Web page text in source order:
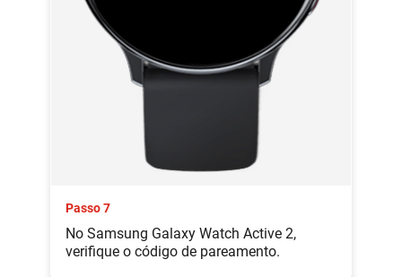
Passo 7
No Samsung Galaxy Watch Active 2,
verifique o código de pareamento.